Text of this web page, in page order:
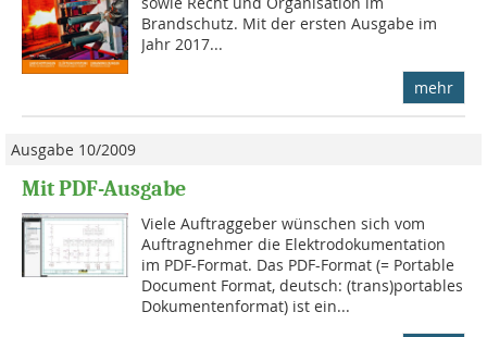
Brandschutz. Mit der ersten Ausgabe im
Jahr 2017...
mehr
Ausgabe 10/2009
Mit PDF-Ausgabe
Viele Auftraggeber wünschen sich vom
Auftragnehmer die Elek­tro­dokumentation
im PDF-Format. Das PDF-Format (= Portable
Docu­ment Format, deutsch: (trans)por­tables
Dokumentenfor­mat) ist ein...